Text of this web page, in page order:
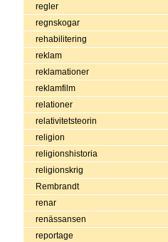
regler
regnskogar
rehabilitering
reklam
reklamationer
reklamfilm
relationer
relativitetsteorin
religion
religionshistoria
religionskrig
Rembrandt
renar
renässansen
reportage